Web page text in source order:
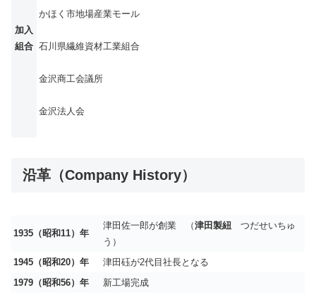
加入
組合
かほく市地場産業モール
石川県繊維資材工業組合
金沢商工会議所
金沢法人会
沿革（Company History）
1935 （昭和11）年
津田佐一郎が創業 （津田製紐 つだせいちゅ
う）
1945 （昭和20）年
津田砡が2代目社長となる
1979 （昭和56）年
新工場完成